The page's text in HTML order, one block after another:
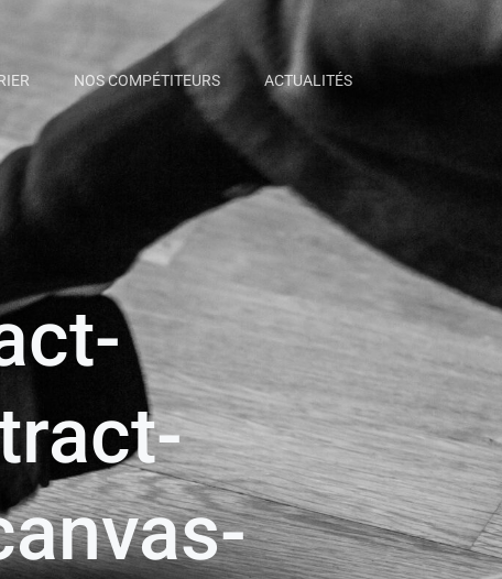
NOS COMPÉTITEURS ACTUALITÉS